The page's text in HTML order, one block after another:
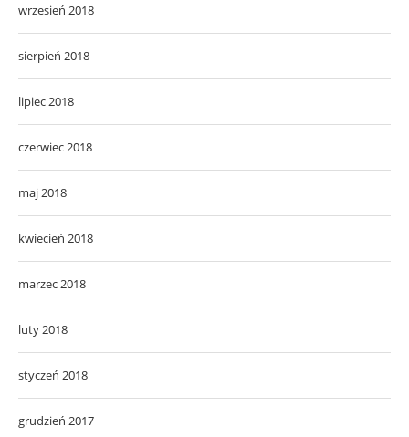
wrzesień 2018
sierpień 2018
lipiec 2018
czerwiec 2018
maj 2018
kwiecień 2018
marzec 2018
luty 2018
styczeń 2018
grudzień 2017